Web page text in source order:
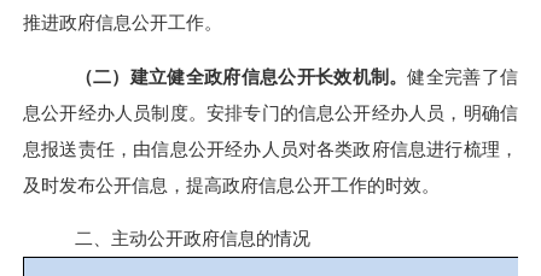
推进政府信息公开工作。
（二）建立健全政府信息公开长效机制。健全完善了信
息公开经办人员制度。安排专门的信息公开经办人员，明确信
息报送责任，由信息公开经办人员对各类政府信息进行梳理，
及时发布公开信息，提高政府信息公开工作的时效。
二、主动公开政府信息的情况